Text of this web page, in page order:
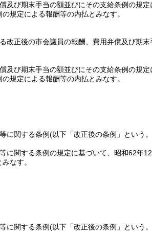
及び期末手当の額並びにその支給条例の規
規定による報酬等の内払とみなす。
改正後の市会議員の報酬、費用弁償及び期
及び期末手当の額並びにその支給条例の規
規定による報酬等の内払とみなす。
に関する条例(以下「改正後の条例」という
に関する条例の規定に基づいて、昭和62年
なす。
に関する条例(以下「改正後の条例」という